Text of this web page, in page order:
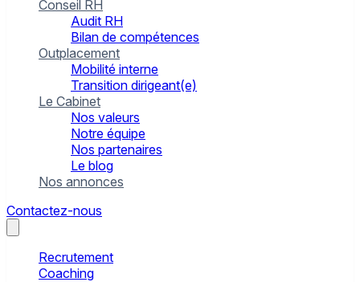
Conseil RH
Audit RH
Bilan de compétences
Outplacement
Mobilité interne
Transition dirigeant(e)
Le Cabinet
Nos valeurs
Notre équipe
Nos partenaires
Le blog
Nos annonces
Contactez-nous
Recrutement
Coaching